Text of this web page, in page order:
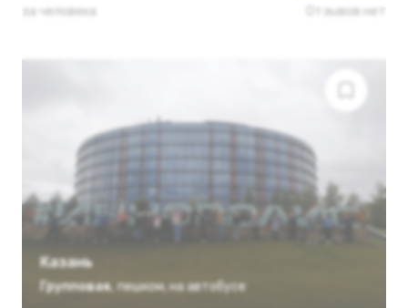
за человека Отзывов нет
Казань
Групповая, пешком, на автобусе